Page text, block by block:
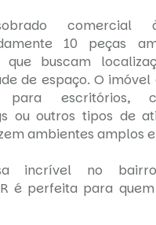
comercial
10 peças
que buscam
de espaço. O
para escritórios,
ou outros tipos de
ambientes amplos
incrível no
é perfeita para